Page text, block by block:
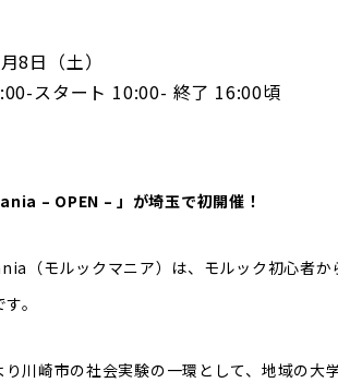
8日（土）
スタート 10:00- 終了 16:00頃
– OPEN – 」が埼玉で初開催！
（モルックマニア）は、モルック初心者か
。
川崎市の社会実験の一環として、地域の大